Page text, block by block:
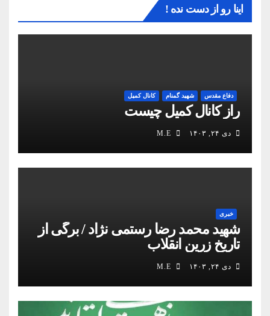
اینا رو از دست نده !
دفاع مقدس شهید گمنام کانال کمیل
راز کانال کمیل چیست
دی ۲۴, ۱۴۰۳
خبری
شهید محمد رضا رستمی نژاد / برگی از
تاریخ زرین انقلاب
دی ۲۴, ۱۴۰۳